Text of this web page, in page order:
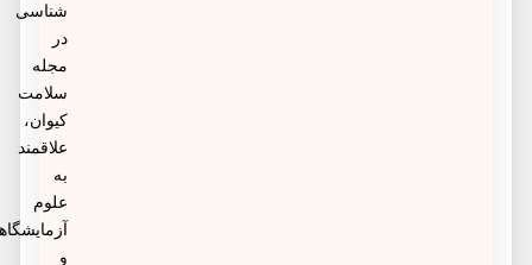
شناسی
سلامت
کیوان،
علاقمند
آزمایشگاهی